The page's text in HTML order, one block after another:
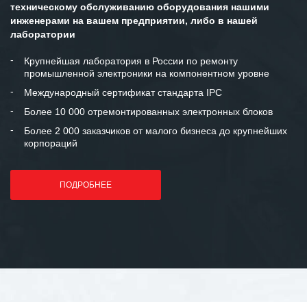
техническому обслуживанию оборудования нашими
инженерами на вашем предприятии, либо в нашей
лаборатории
Крупнейшая лаборатория в России по ремонту
промышленной электроники на компонентном уровне
Международный сертификат стандарта IPC
Более 10 000 отремонтированных электронных блоков
Более 2 000 заказчиков от малого бизнеса до крупнейших
корпораций
ПОДРОБНЕЕ